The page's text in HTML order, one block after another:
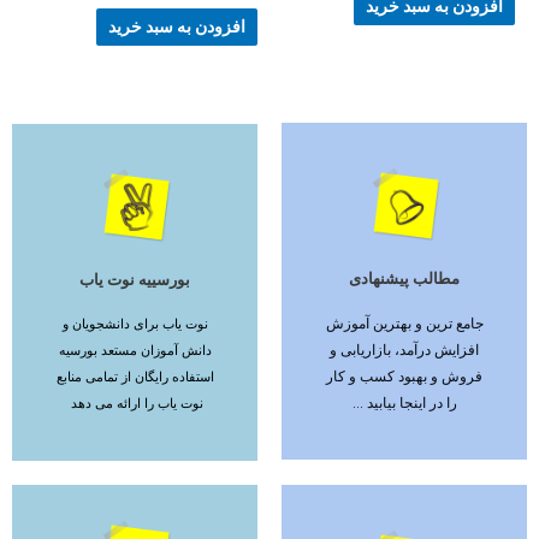
افزودن به سبد خرید
افزودن به سبد خرید
مطالب پیشنهادی
جامع ترین و بهترین آموزش
افزایش درآمد، بازاریابی و
فروش و بهبود کسب و کار
را در اینجا بیابید ...
ادامه مطلب بورسییه نوت یاب
نوت یاب برای دانشجویان و
دانش آموزان مستعد بورسیه
استفاده رایگان از تمامی منابع
نوت یاب را ارائه می دهد
ادامه مطلب